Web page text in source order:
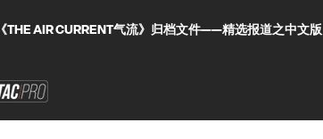
《THE AIR CURRENT气流》归档文件——精选报道之中文版